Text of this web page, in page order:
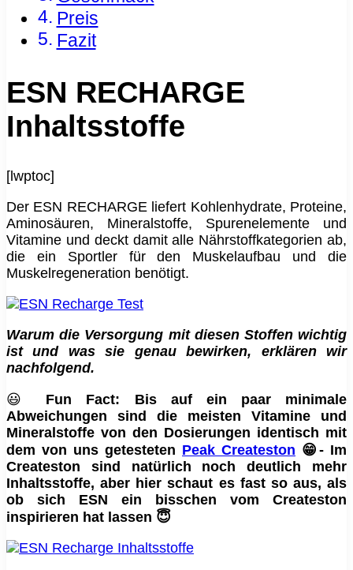
Preis
Fazit
ESN RECHARGE
Inhaltsstoffe
[lwptoc]
Der ESN RECHARGE liefert Kohlenhydrate, Proteine,
Aminosäuren, Mineralstoffe, Spurenelemente und
Vitamine und deckt damit alle Nährstoffkategorien ab,
die ein Sportler für den Muskelaufbau und die
Muskelregeneration benötigt.
Warum die Versorgung mit diesen Stoffen wichtig
ist und was sie genau bewirken, erklären wir
nachfolgend.
😃 Fun Fact: Bis auf ein paar minimale
Abweichungen sind die meisten Vitamine und
Mineralstoffe von den Dosierungen identisch mit
dem von uns getesteten Peak Createston 😁- Im
Createston sind natürlich noch deutlich mehr
Inhaltsstoffe, aber hier schaut es fast so aus, als
ob sich ESN ein bisschen vom Createston
inspirieren hat lassen 😇